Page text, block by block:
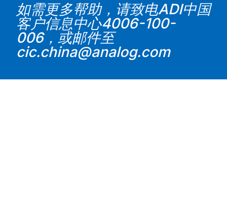
a
如需更多帮助，请致电ADI中国
客户信息中心4006-100-
006，或邮件至
cic.china@analog.com